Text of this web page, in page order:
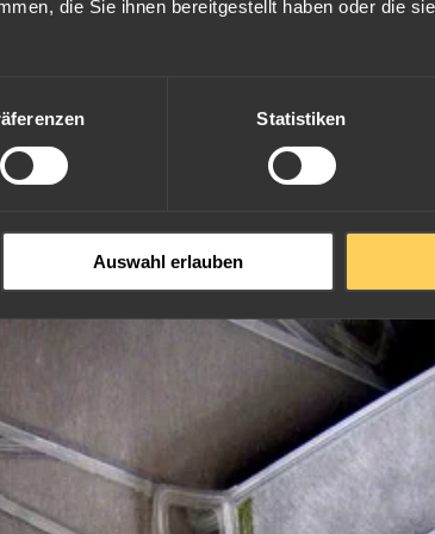
die Sie ihnen bereitgestellt haben oder die
Statistiken
Auswahl erlauben